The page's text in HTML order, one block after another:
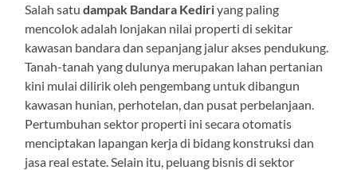
Salah satudampak Bandara Kediriyang paling
mencolok adalah lonjakan nilai properti di sekitar
kawasan bandara dan sepanjang jalur akses pendukung.
Tanah-tanah yang dulunya merupakan lahan pertanian
kini mulai dilirik oleh pengembang untuk dibangun
kawasan hunian, perhotelan, dan pusat perbelanjaan.
Pertumbuhan sektor properti ini secara otomatis
menciptakan lapangan kerja di bidang konstruksi dan
jasa real estate. Selain itu, peluang bisnis di sektor